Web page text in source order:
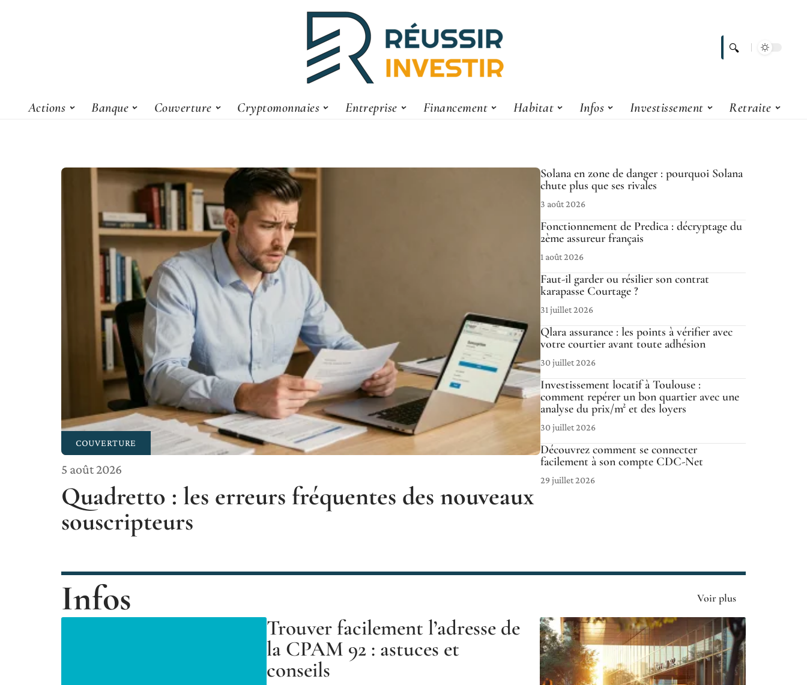
Actions Banque Couverture Cryptomonnaies Entreprise Financement Habitat Infos Investissement Retraite
COUVERTURE
5 août 2026
Quadretto : les erreurs fréquentes des nouveaux
souscripteurs
Solana en zone de danger : pourquoi Solana
chute plus que ses rivales
3 août 2026
Fonctionnement de Predica : décryptage du
2ème assureur français
1 août 2026
Faut-il garder ou résilier son contrat
karapasse Courtage ?
31 juillet 2026
Qlara assurance : les points à vérifier avec
votre courtier avant toute adhésion
30 juillet 2026
Investissement locatif à Toulouse :
comment repérer un bon quartier avec une
analyse du prix/m² et des loyers
30 juillet 2026
Découvrez comment se connecter
facilement à son compte CDC-Net
29 juillet 2026
Infos Voir plus
Trouver facilement l’adresse de
la CPAM 92 : astuces et
conseils